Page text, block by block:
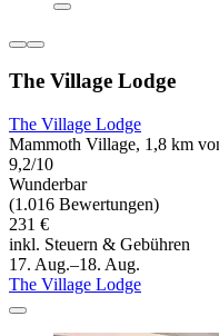
The Village Lodge
The Village Lodge
Mammoth Village, 1,8 km
9,2/10
Wunderbar
(1.016 Bewertungen)
231 €
inkl. Steuern & Gebühren
17. Aug.–18. Aug.
The Village Lodge